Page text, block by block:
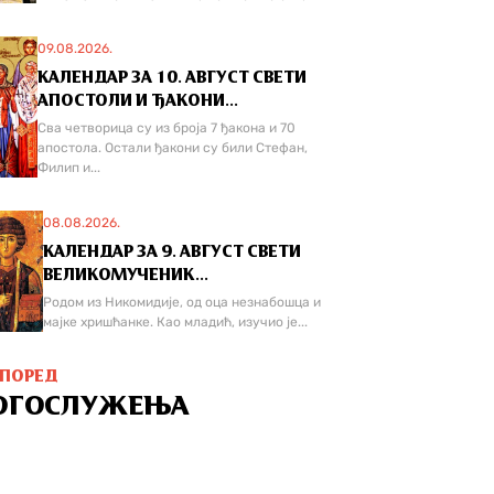
09.08.2026.
КАЛЕНДАР ЗА 10. АВГУСТ СВЕТИ
АПОСТОЛИ И ЂАКОНИ...
Сва четворица су из броја 7 ђакона и 70
апостола. Остали ђакони су били Стефан,
Филип и...
08.08.2026.
КАЛЕНДАР ЗА 9. АВГУСТ СВЕТИ
ВЕЛИКОМУЧЕНИК...
Родом из Никомидије, од оца незнабошца и
мајке хришћанке. Као младић, изучио је...